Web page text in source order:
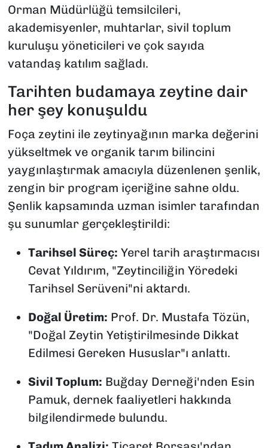
Orman Müdürlüğü temsilcileri,
akademisyenler, muhtarlar, sivil toplum
kuruluşu yöneticileri ve çok sayıda
vatandaş katılım sağladı.
Tarihten budamaya zeytine dair
her şey konuşuldu
Foça zeytini ile zeytinyağının marka değerini
yükseltmek ve organik tarım bilincini
yaygınlaştırmak amacıyla düzenlenen şenlik,
zengin bir program içeriğine sahne oldu.
Şenlik kapsamında uzman isimler tarafından
şu sunumlar gerçekleştirildi:
Tarihsel Süreç: Yerel tarih araştırmacısı
Cevat Yıldırım, "Zeytinciliğin Yöredeki
Tarihsel Serüveni"ni aktardı.
Doğal Üretim: Prof. Dr. Mustafa Tözün,
"Doğal Zeytin Yetiştirilmesinde Dikkat
Edilmesi Gereken Hususlar"ı anlattı.
Sivil Toplum: Buğday Derneği'nden Esin
Pamuk, dernek faaliyetleri hakkında
bilgilendirmede bulundu.